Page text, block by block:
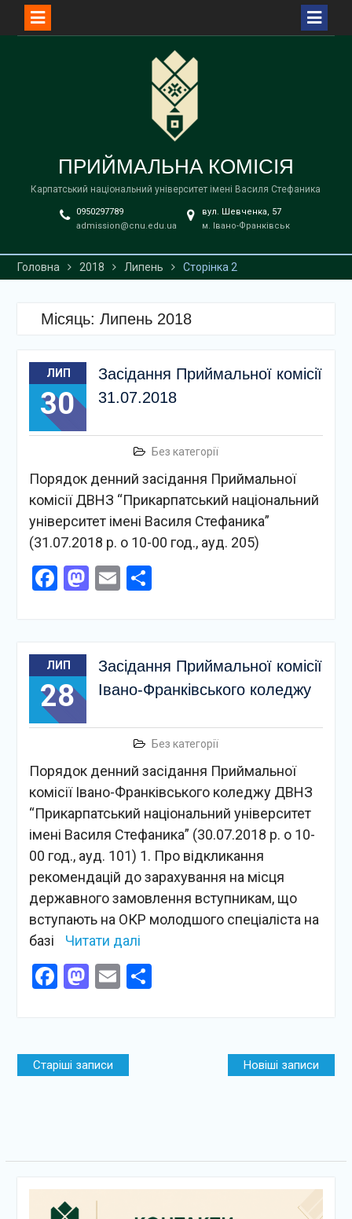
ПРИЙМАЛЬНА КОМІСІЯ
Карпатський національний університет імені Василя Стефаника
0950297789
admission@cnu.edu.ua
вул. Шевченка, 57
м. Івано-Франківськ
Головна 2018 Липень Сторінка 2
Місяць: Липень 2018
ЛИП
30
Засідання Приймальної комісії
31.07.2018
Без категорії
Порядок денний засідання Приймальної
комісії ДВНЗ “Прикарпатський національний
університет імені Василя Стефаника”
(31.07.2018 р. о 10-00 год., ауд. 205)
Facebook
Mastodon
EmailПоділитися
ЛИП
28
Засідання Приймальної комісії
Івано-Франківського коледжу
Без категорії
Порядок денний засідання Приймальної
комісії Івано-Франківського коледжу ДВНЗ
“Прикарпатський національний університет
імені Василя Стефаника” (30.07.2018 р. о 10-
00 год., ауд. 101) 1. Про відкликання
рекомендацій до зарахування на місця
державного замовлення вступникам, що
вступають на ОКР молодшого спеціаліста на
базі
Читати далі
Facebook
Mastodon
EmailПоділитися
Навігація
за
Старіші записи Новіші записи